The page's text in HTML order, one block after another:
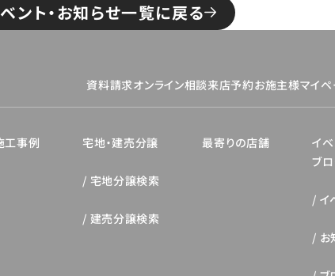
ント・お知らせ一覧に戻る
資料請求オンライン相談来店予約お施主様マイペ
工事例 宅地・建売分譲
宅地分譲検索
建売分譲検索
最寄りの店舗
イベ
ブ
イ
お